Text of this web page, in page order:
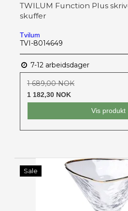
TWILUM Function Plus
skuffer
Tvilum
TVI-8014649
7-12 arbeidsdager
1 689,00 NOK
1 182,30 NOK
Vis produkt
Sale